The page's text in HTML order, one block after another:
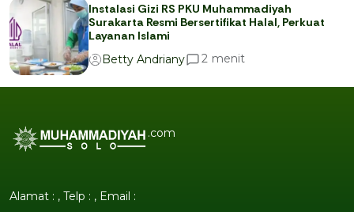
Instalasi Gizi RS PKU Muhammadiyah
Surakarta Resmi Bersertifikat Halal, Perkuat
Layanan Islami
Betty Andriany
2 menit
.com
Alamat : , Telp : , Email :